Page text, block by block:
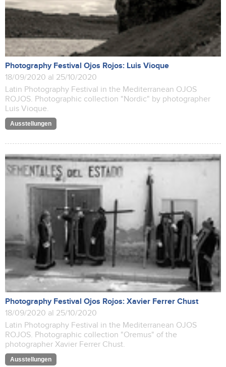
Photography Festival Ojos Rojos: Luis Vioque
18/09/2020 al 25/10/2020
Latin Photography Festival in the Mediterranean OJOS
ROJOS. Photographic collection "Nordic" by photographer
Luis Vioque.
Ausstellungen
Photography Festival Ojos Rojos: Xavier Ferrer Chust
18/09/2020 al 25/10/2020
Latin Photography Festival in the Mediterranean OJOS
ROJOS. Photographic collection "Oremus" of the
photographer Xavier Ferrer Chust.
Ausstellungen